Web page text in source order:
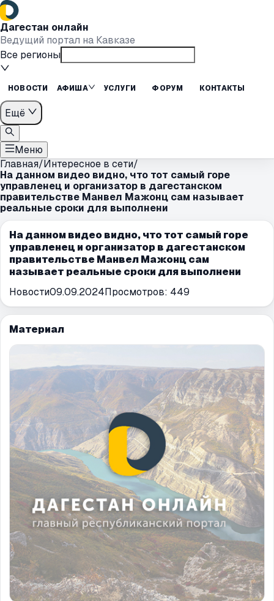
Дагестан онлайн
Ведущий портал на Кавказе
Все регионы
НОВОСТИ АФИША УСЛУГИ ФОРУМ КОНТАКТЫ
Ещё
Меню
Главная/Интересное в сети/
На данном видео видно, что тот самый горе
управленец и организатор в дагестанском
правительстве Манвел Мажонц сам называет
реальные сроки для выполнени
На данном видео видно, что тот самый горе
управленец и организатор в дагестанском
правительстве Манвел Мажонц сам
называет реальные сроки для выполнени
Новости09.09.2024Просмотров: 449
Материал